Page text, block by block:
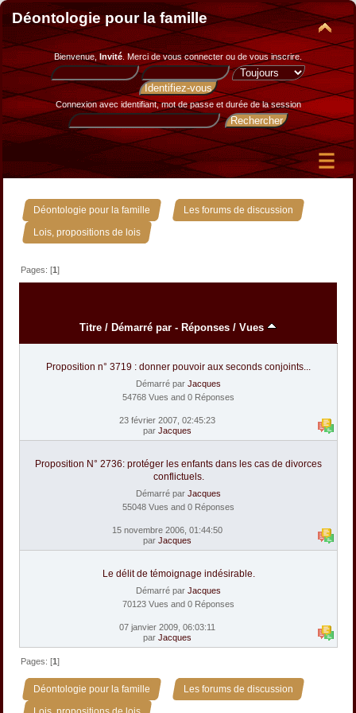
Déontologie pour la famille
Bienvenue, Invité. Merci devous connecter ou de vous inscrire.
Connexion avec identifiant, mot de passe et durée de la session
Déontologie pour la famille » Les forums de discussion »
Lois, propositions de lois
Pages: [1]
Titre / Démarré par - Réponses / Vues
Proposition n° 3719 : donner pouvoir aux seconds conjoints...
Démarré par Jacques
54768 Vues and 0 Réponses
23 février 2007, 02:45:23
par Jacques
Proposition N° 2736: protéger les enfants dans les cas de divorces
conflictuels.
Démarré par Jacques
55048 Vues and 0 Réponses
15 novembre 2006, 01:44:50
par Jacques
Le délit de témoignage indésirable.
Démarré par Jacques
70123 Vues and 0 Réponses
07 janvier 2009, 06:03:11
par Jacques
Pages: [1]
Déontologie pour la famille » Les forums de discussion »